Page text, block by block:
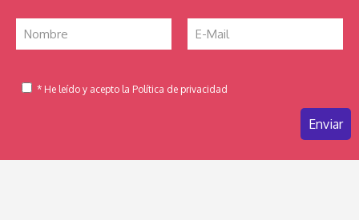
* He leído y acepto la Política de privacidad